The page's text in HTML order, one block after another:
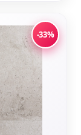
-33%